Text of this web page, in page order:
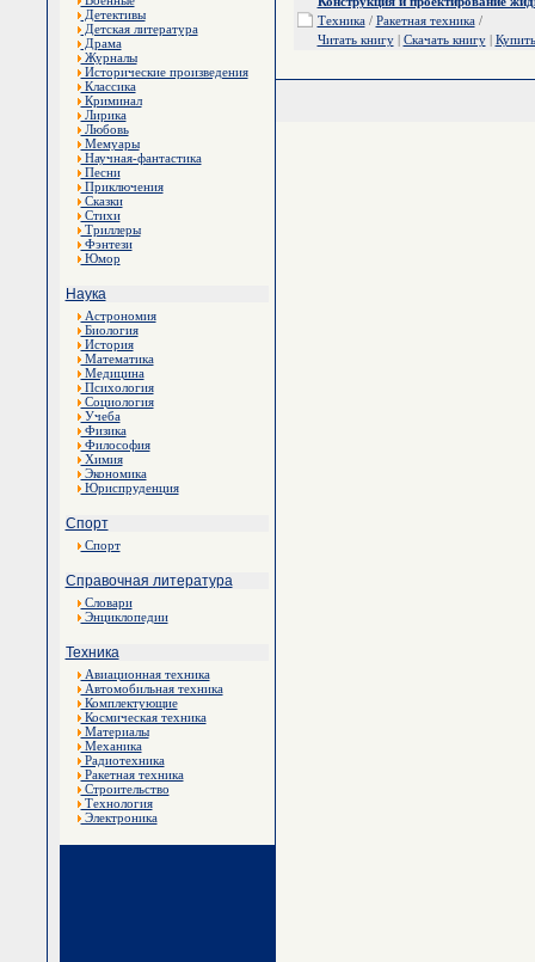
Детективы
Детская литература
Драма
Журналы
Исторические произведения
Классика
Криминал
Лирика
Любовь
Мемуары
Научная-фантастика
Песни
Приключения
Сказки
Стихи
Триллеры
Фэнтези
Юмор
Наука
Астрономия
Биология
История
Математика
Медицина
Психология
Социология
Учеба
Физика
Философия
Химия
Экономика
Юриспруденция
Спорт
Спорт
Справочная литература
Словари
Энциклопедии
Техника
Авиационная техника
Автомобильная техника
Комплектующие
Космическая техника
Материалы
Механика
Радиотехника
Ракетная техника
Строительство
Технология
Электроника
Техника/ Ракетная техника/
Читать книгу| Скачать книгу| Купить